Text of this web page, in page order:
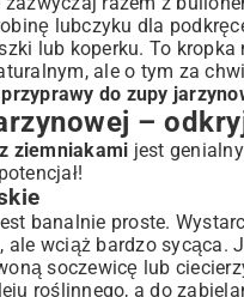
lubczyku dla
lub koperku. To
ale o tym za
przyprawy do zupy
–
ziemniakami jest
banalnie proste.
ale wciąż bardzo sycąca.
soczewicę lub
roślinnego, a do